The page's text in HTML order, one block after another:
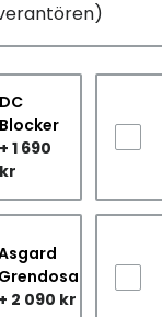
DC
Blocker
+ 1 690
kr
Grendosa
+ 2 090 kr